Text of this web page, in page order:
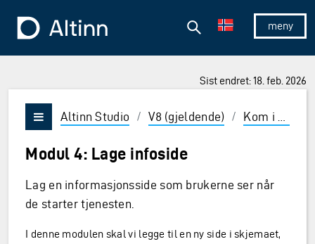
Vis/skjul
Søk
Sist endret: 18. feb. 2026
og Enter for å velge
Vis/skjul meny
Altinn Studio / V8 (gjeldende) / Kom i gang
Modul 4: Lage infoside
Lag en informasjonsside som brukerne ser når
de starter tjenesten.
I denne modulen skal vi legge til en ny side i skjemaet,